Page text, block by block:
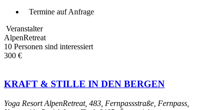
Termine auf Anfrage
Veranstalter
AlpenRetreat
10 Personen sind interessiert
300 €
KRAFT & STILLE IN DEN BERGEN
Yoga Resort AlpenRetreat, 483, Fernpassstraße, Fernpass,